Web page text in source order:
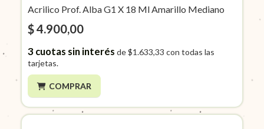
Acrilico Prof. Alba G1 X 18 Ml Amarillo Mediano
$ 4.900,00
3cuotas sin interés de$1.633,33 con todas las
tarjetas.
COMPRAR